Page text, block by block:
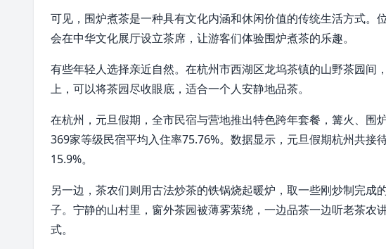
可见，围炉煮茶是一种具有文化内涵和休闲价值的传统生活方式。
会在中华文化展厅设立茶席，让游客们体验围炉煮茶的乐趣。
有些年轻人选择亲近自然。在杭州市西湖区龙坞茶镇的山野茶园间
上，可以将茶园尽收眼底，适合一个人安静地品茶。
在杭州，元旦假期，全市民宿与营地推出特色跨年套餐，篝火、围
369家等级民宿平均入住率75.76%。数据显示，元旦假期杭州共接
15.9%。
另一边，茶农们则用古法炒茶的铁锅烧起暖炉，取一些刚炒制完成
子。宁静的山村里，窗外茶园被薄雾萦绕，一边品茶一边听老茶农
式。